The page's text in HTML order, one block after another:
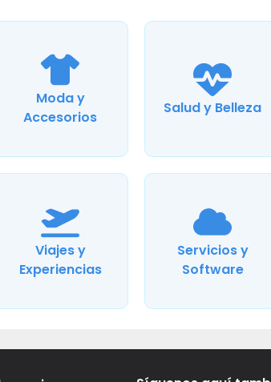
Moda y
Accesorios
Salud y Belleza
Viajes y
Experiencias
Servicios y
Software